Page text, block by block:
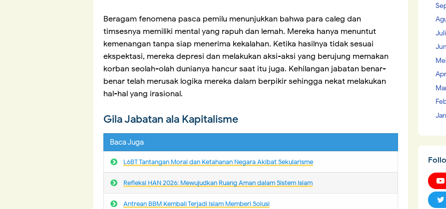
Beragam fenomena pasca pemilu menunjukkan bahwa para caleg dan
timsesnya memiliki mental yang rapuh dan lemah. Mereka hanya menuntut
kemenangan tanpa siap menerima kekalahan. Ketika hasilnya tidak sesuai
ekspektasi, mereka depresi dan melakukan aksi-aksi yang berujung memakan
korban seolah-olah dunianya hancur saat itu juga. Kehilangan jabatan benar-
benar telah merusak logika mereka dalam berpikir sehingga nekat melakukan
hal-hal yang irasional.
Gila Jabatan ala Kapitalisme
Baca Juga
L6BT Tantangan Moral dan Ketahanan Negara Akibat Sekularisme
Refleksi HAN 2026: Mewujudkan Ruang Aman dalam Sistem Islam
Antrean BBM Kembali Terjadi lslam Memberi Solusi